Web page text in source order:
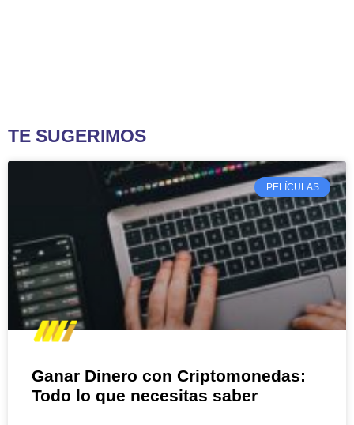
TE SUGERIMOS
PELÍCULAS
Ganar Dinero con Criptomonedas:
Todo lo que necesitas saber